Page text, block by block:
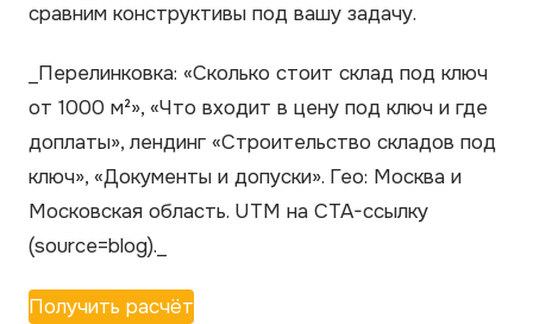
сравним конструктивы под вашу задачу.
_Перелинковка: «Сколько стоит склад под ключ
от 1000 м²», «Что входит в цену под ключ и где
доплаты», лендинг «Строительство складов под
ключ», «Документы и допуски». Гео: Москва и
Московская область. UTM на CTA-ссылку
(source=blog)._
Получить расчёт